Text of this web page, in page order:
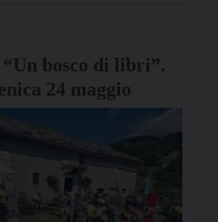
bosco di libri”.
24 maggio